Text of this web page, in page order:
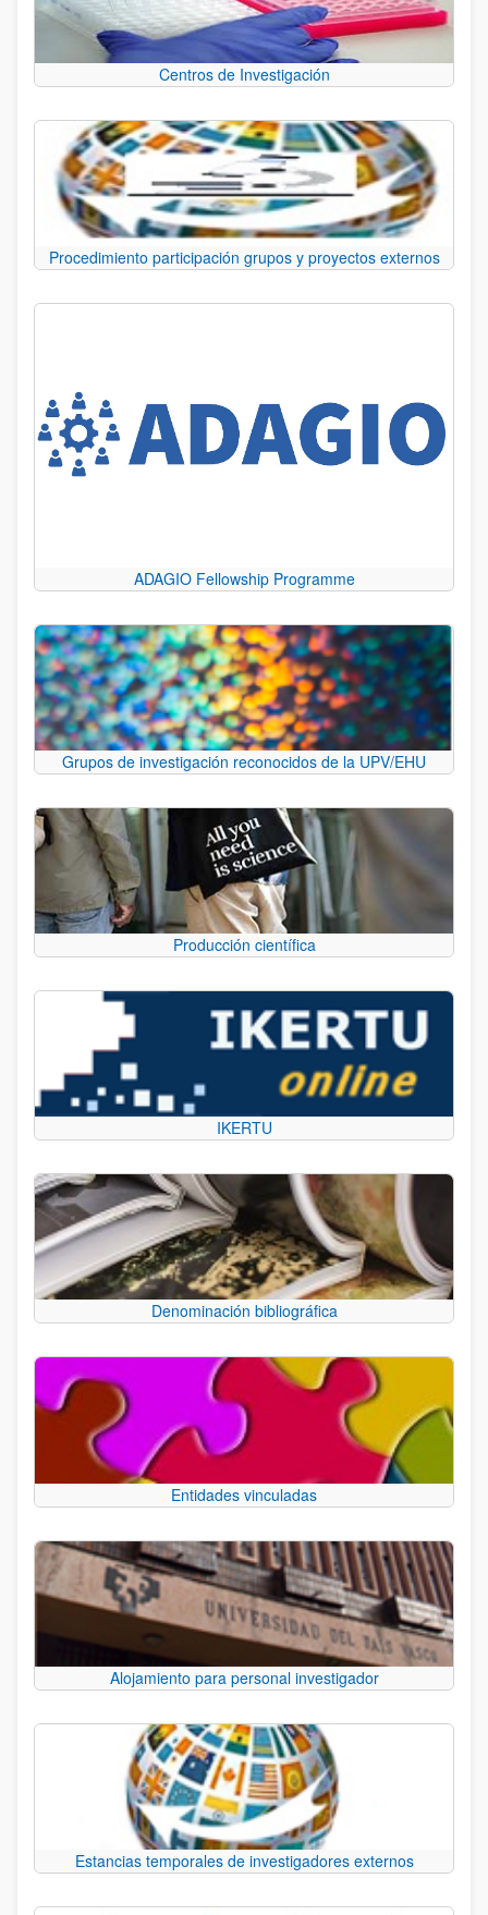
Centros de Investigación
Procedimiento participación grupos y proyectos externos
ADAGIO Fellowship Programme
Grupos de investigación reconocidos de la UPV/EHU
Producción científica
IKERTU
Denominación bibliográfica
Entidades vinculadas
Alojamiento para personal investigador
Estancias temporales de investigadores externos